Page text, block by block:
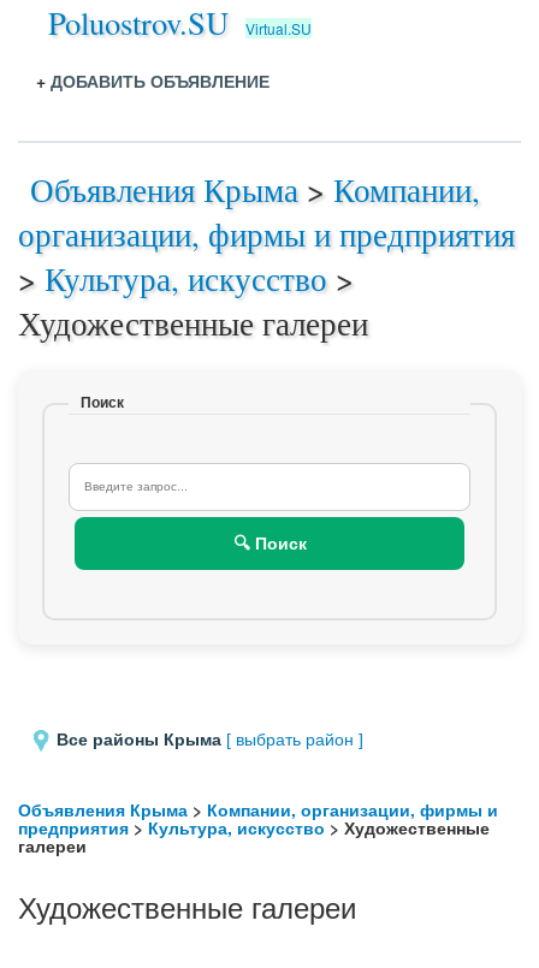
Poluostrov.SU Virtual.SU
+ ДОБАВИТЬ ОБЪЯВЛЕНИЕ
Объявления Крыма > Компании,
организации, фирмы и предприятия
> Культура, искусство >
Художественные галереи
Поиск
🔍 Поиск
Все районы Крыма [ выбрать район ]
Объявления Крыма > Компании, организации, фирмы и
предприятия > Культура, искусство > Художественные
галереи
Художественные галереи